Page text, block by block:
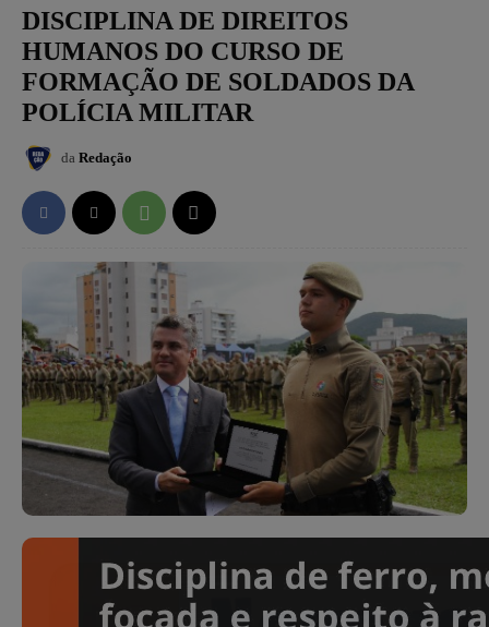
DISCIPLINA DE DIREITOS
HUMANOS DO CURSO DE
FORMAÇÃO DE SOLDADOS DA
POLÍCIA MILITAR
da Redação